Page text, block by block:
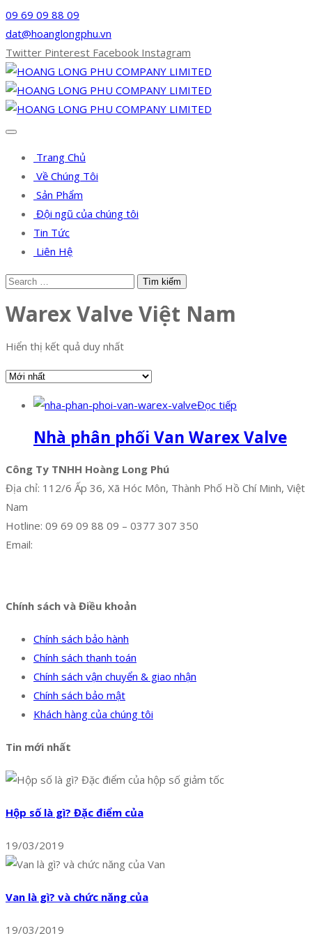
09 69 09 88 09
dat@hoanglongphu.vn
Twitter Pinterest Facebook Instagram
Trang Chủ
Về Chúng Tôi
Sản Phẩm
Đội ngũ của chúng tôi
Tin Tức
Liên Hệ
Warex Valve Việt Nam
Hiển thị kết quả duy nhất
Đọc tiếp
Nhà phân phối Van Warex Valve
Công Ty TNHH Hoàng Long Phú
Địa chỉ: 112/6 Ấp 36, Xã Hóc Môn, Thành Phố Hồ Chí Minh, Việt
Nam
Hotline: 09 69 09 88 09 – 0377 307 350
Email:
Chính sách và Điều khoản
Chính sách bảo hành
Chính sách thanh toán
Chính sách vận chuyển & giao nhận
Chính sách bảo mật
Khách hàng của chúng tôi
Tin mới nhất
Hộp số là gì? Đặc điểm của
19/03/2019
Van là gì? và chức năng của
19/03/2019